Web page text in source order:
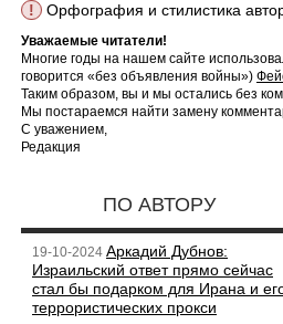
!
Орфография и стилистика
Уважаемые читатели!
Многие годы на нашем сайте
говорится «без объявления войны»)
Таким образом, вы и мы остались без
Мы постараемся найти замену
С уважением,
Редакция
ПО АВТОРУ
19-10-2024 Аркадий Дубнов:
Израильский ответ прямо сейчас
стал бы подарком для Ирана и
террористических прокси